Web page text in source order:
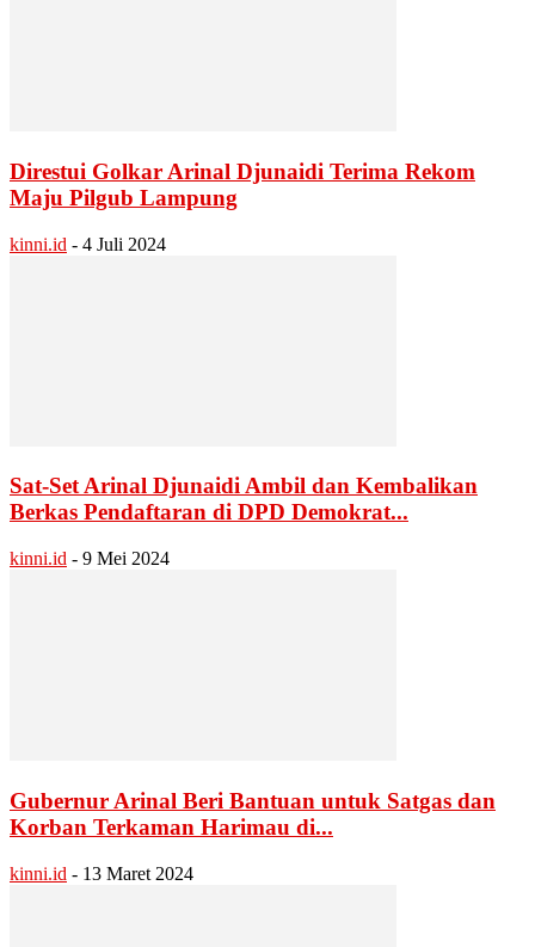
Direstui Golkar Arinal Djunaidi Terima Rekom
Maju Pilgub Lampung
kinni.id - 4 Juli 2024
Sat-Set Arinal Djunaidi Ambil dan Kembalikan
Berkas Pendaftaran di DPD Demokrat...
kinni.id - 9 Mei 2024
Gubernur Arinal Beri Bantuan untuk Satgas dan
Korban Terkaman Harimau di...
kinni.id - 13 Maret 2024